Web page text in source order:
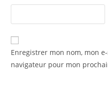
Enregistrer mon nom, mon
navigateur pour mon